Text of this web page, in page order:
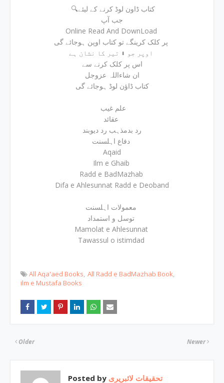
🔍کتاب ڈاون لوڈ کرنے کے لیئے
جب آپ
Online Read And DownLoad
اس پر کلک کرنے سے
ان شاءاللہ عزوجل
کتاب ڈاؤن لوڈ ہوجائے گی
رد بدمذہب رد دیوبند
Aqaid
Ilm e Ghaib
Radd e BadMazhab
Difa e Ahlesunnat Radd e Deoband
Mamolat e Ahlesunnat
Tawassul o istimdad
All Aqa'aed Books All Radd e BadMazhab Book
ilm e Mustafa Books
Newer
Older
Posted by تحقیقات لائبریری